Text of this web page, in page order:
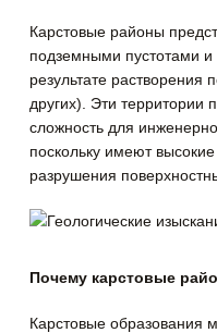
Карстовые районы
подземными пустотами
результате растворения
других). Эти территории
сложность для
поскольку имеют
разрушения
Почему карстовые
Карстовые образования